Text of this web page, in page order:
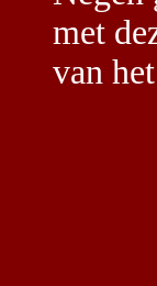
met
van